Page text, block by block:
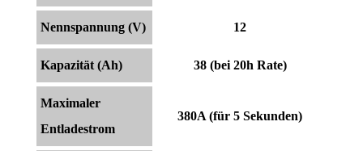
Nennspannung (V) 12
Kapazität (Ah) 38 (bei 20h Rate)
Maximaler
Entladestrom
380A (für 5 Sekunden)